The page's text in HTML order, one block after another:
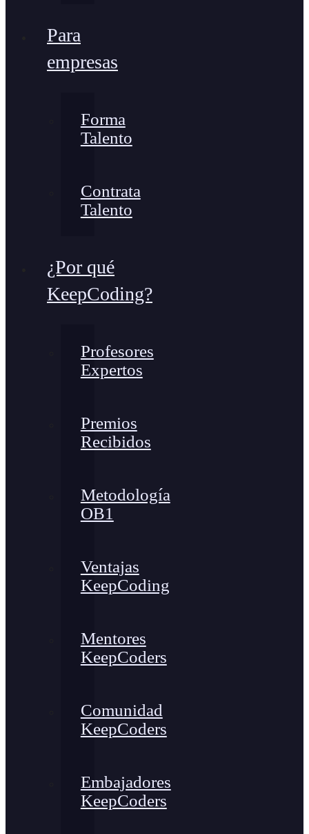
Para
empresas
Forma
Talento
Contrata
Talento
¿Por qué
KeepCoding?
Profesores
Expertos
Premios
Recibidos
Metodología
OB1
Ventajas
KeepCoding
Mentores
KeepCoders
Comunidad
KeepCoders
Embajadores
KeepCoders